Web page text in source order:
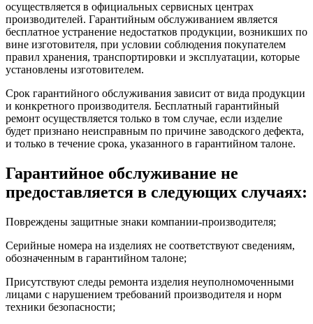
осуществляется в официальных сервисных центрах
производителей. Гарантийным обслуживанием является
бесплатное устранение недостатков продукции, возникших по
вине изготовителя, при условии соблюдения покупателем
правил хранения, транспортировки и эксплуатации, которые
установлены изготовителем.
Срок гарантийного обслуживания зависит от вида продукции
и конкретного производителя. Бесплатный гарантийный
ремонт осуществляется только в том случае, если изделие
будет признано неисправным по причине заводского дефекта,
и только в течение срока, указанного в гарантийном талоне.
Гарантийное обслуживание не
предоставляется в следующих случаях:
Повреждены защитные знаки компании-производителя;
Серийные номера на изделиях не соответствуют сведениям,
обозначенным в гарантийном талоне;
Присутствуют следы ремонта изделия неуполномоченными
лицами с нарушением требований производителя и норм
техники безопасности;